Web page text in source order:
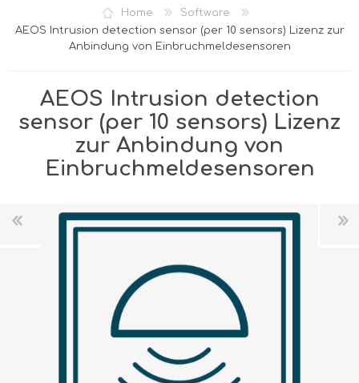
REGISTRIERUNG
ANMELDEN
Home
Software
AEOS Intrusion detection sensor (per 10 sensors) Lizenz zur
Anbindung von Einbruchmeldesensoren
AEOS Intrusion detection
sensor (per 10 sensors) Lizenz
zur Anbindung von
Einbruchmeldesensoren